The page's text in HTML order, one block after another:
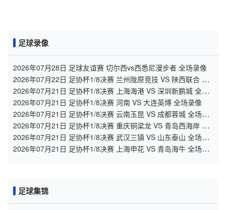
足球录像
2026年07月28日 足球友谊赛 切尔西vs西悉尼漫步者 全场录像
2026年07月22日 足协杯1/8决赛 兰州陇原竞技 VS 陕西联合 全
场录像
2026年07月21日 足协杯1/8决赛 上海海港 VS 深圳新鹏城 全场
录像
2026年07月21日 足协杯1/8决赛 河南 VS 大连英博 全场录像
2026年07月21日 足协杯1/8决赛 云南玉昆 VS 成都蓉城 全场录
像
2026年07月21日 足协杯1/8决赛 重庆铜梁龙 VS 青岛西海岸 全
场录像
2026年07月21日 足协杯1/8决赛 武汉三镇 VS 山东泰山 全场录
像
2026年07月21日 足协杯1/8决赛 上海申花 VS 青岛海牛 全场录
足球集锦